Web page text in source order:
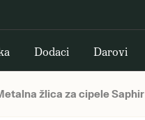
Dodaci Darovi
žlica za cipele Saphir